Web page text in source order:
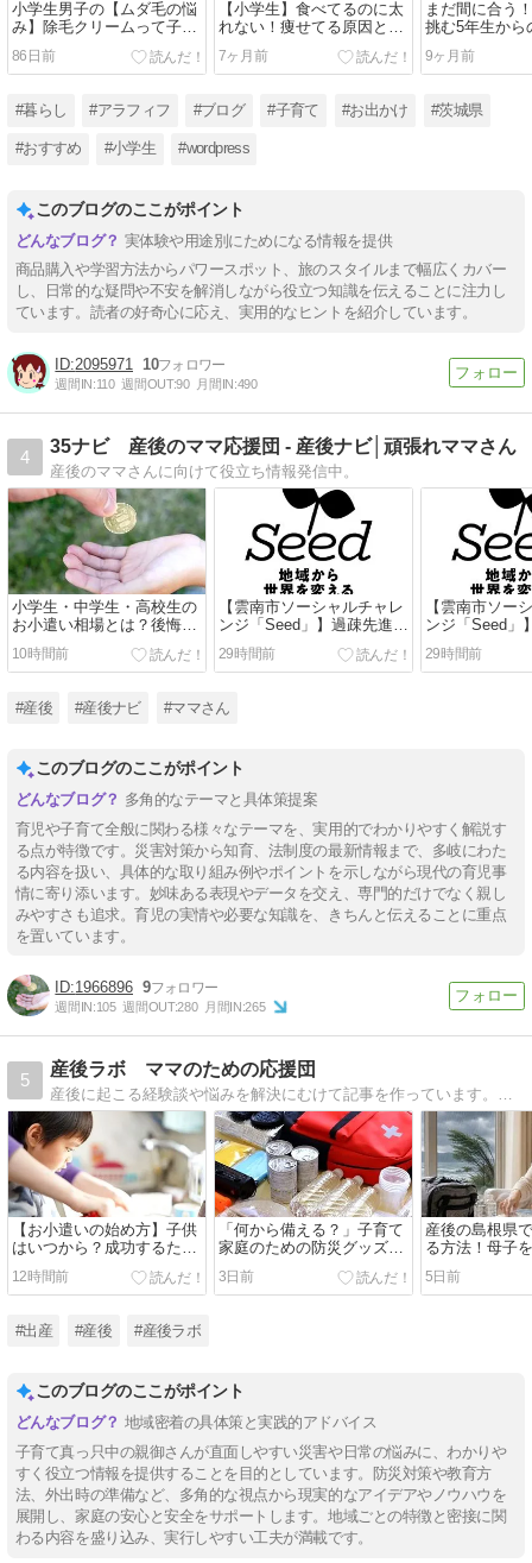
小学生男子の【ムダ毛の悩
み】除毛クリームって子ど
もに使っても大丈夫？
86日前
【小学生】食べてるのに太
れない！痩せてる原因と
「藻活」のススメ
7ヶ月前
まだ間に合う
挑む5年生から
中学受験
9ヶ月前
#暮らし #アラフィフ #ブログ #子育て #お出かけ #茨城県
#おすすめ #小学生 #wordpress
このブログのここがポイント
実体験や用途別にためになる情報を提供
商品購入や学習方法からパワースポット、旅のスタイルまで幅広くカバー
し、日常的な疑問や不安を解消しながら役立つ知識を伝えることに注力し
ています。読者の好奇心に応え、実用的なヒントを紹介しています。
2095971 10
週間IN:110 週間OUT:90 月間IN:490
4
35ナビ 産後のママ応援団 - 産後ナビ│頑張れママさん
産後のママさんに向けて役立ち情報発信中。
小学生・中学生・高校生の
お小遣い相場とは？後悔し
ない家庭のルールと失敗談
10時間前
【雲南市ソーシャルチャレ
ンジ「Seed」】過疎先進地
から「次の100年」をつく
る新たな起業家支援プログ
ラムとは？
29時間前
【雲南市ソー
ンジ「Seed」
から「次の
る新たな起業
ラムとは？
29時間前
#産後 #産後ナビ #ママさん
このブログのここがポイント
多角的なテーマと具体策提案
育児や子育て全般に関わる様々なテーマを、実用的でわかりやすく解説す
る点が特徴です。災害対策から知育、法制度の最新情報まで、多岐にわた
る内容を扱い、具体的な取り組み例やポイントを示しながら現代の育児事
情に寄り添います。妙味ある表現やデータを交え、専門的だけでなく親し
みやすさも追求。育児の実情や必要な知識を、きちんと伝えることに重点
を置いています。
1966896 9
週間IN:105 週間OUT:280 月間IN:265
5
産後ラボ ママのための応援団
産後に起こる経験談や悩みを解決にむけて記事を作っています。ママの応援になれれば。
【お小遣いの始め方】子供
はいつから？成功するため
の裏ワザと結論！
12時間前
「何から備える？」子育て
家庭のための防災グッズ基
礎知識｜ローリングストッ
クと収納のコツ
3日前
産後の島根県
る方法！母子
策と支援情報
5日前
#出産 #産後 #産後ラボ
このブログのここがポイント
地域密着の具体策と実践的アドバイス
子育て真っ只中の親御さんが直面しやすい災害や日常の悩みに、わかりや
すく役立つ情報を提供することを目的としています。防災対策や教育方
法、外出時の準備など、多角的な視点から現実的なアイデアやノウハウを
展開し、家庭の安心と安全をサポートします。地域ごとの特徴と密接に関
わる内容を盛り込み、実行しやすい工夫が満載です。